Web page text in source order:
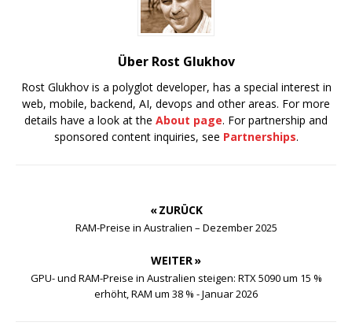
Über Rost Glukhov
Rost Glukhov is a polyglot developer, has a special interest in
web, mobile, backend, AI, devops and other areas. For more
details have a look at the About page. For partnership and
sponsored content inquiries, see Partnerships.
« ZURÜCK
RAM-Preise in Australien – Dezember 2025
WEITER »
GPU- und RAM-Preise in Australien steigen: RTX 5090 um 15 %
erhöht, RAM um 38 % - Januar 2026